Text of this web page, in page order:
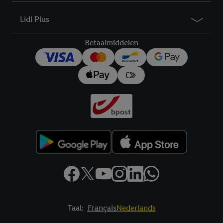
Lidl Plus
Betaalmiddelen
Taal: FrançaisNederlands
droit de révoquer votre consentement à tout moment avec effet
pour l’avenir dans notre